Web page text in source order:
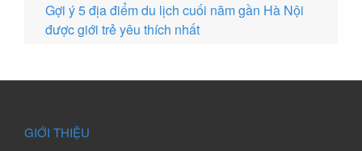
Gợi ý 5 địa điểm du lịch cuối năm gần Hà Nội
được giới trẻ yêu thích nhất
GIỚI THIỆU